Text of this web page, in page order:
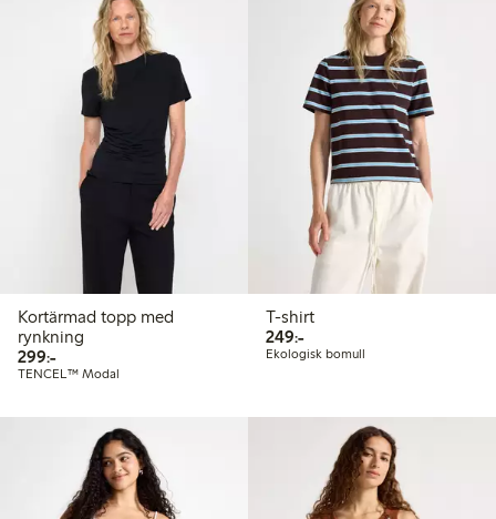
Kortärmad topp med
rynkning
299:-299,00 kr
TENCEL™ Modal
T-shirt
249:-249,00 kr
Ekologisk bomull